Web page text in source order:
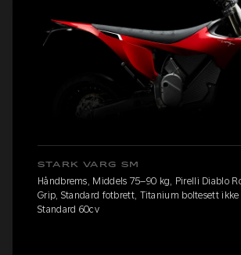
STARK VARG SM
Håndbrems, Middels 75–90 kg, Pirelli Diablo
Grip, Standard fotbrett, Titanium boltesett
Standard 60cv